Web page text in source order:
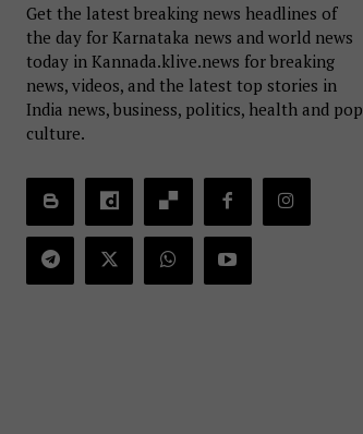
Get the latest breaking news headlines of
the day for Karnataka news and world news
today in Kannada.klive.news for breaking
news, videos, and the latest top stories in
India news, business, politics, health and pop
culture.